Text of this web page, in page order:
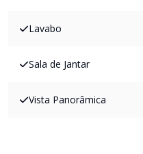
Lavabo
Sala de Jantar
Vista Panorâmica